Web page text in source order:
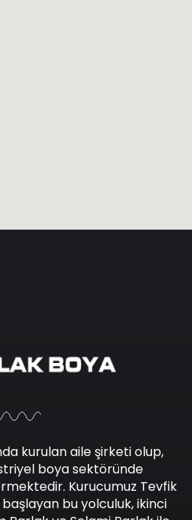
kurulan aile şirketi olup,
boya sektöründe
Kurucumuz Tevfik
bu yolculuk, ikinci